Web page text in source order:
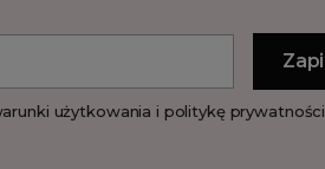
użytkowania i politykę prywatności